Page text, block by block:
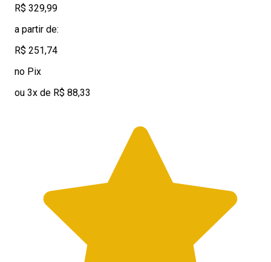
R$ 329,99
a partir de:
R$ 251,74
no Pix
ou 3x de R$ 88,33